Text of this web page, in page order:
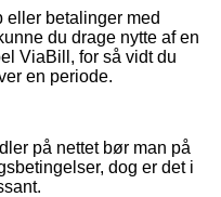
eller betalinger med
du drage nytte af en
ViaBill, for så vidt du
en periode.
på nettet bør man på
dog er det i